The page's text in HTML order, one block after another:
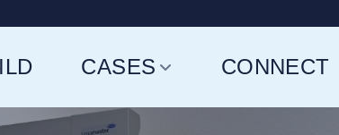
CASES CONNECT